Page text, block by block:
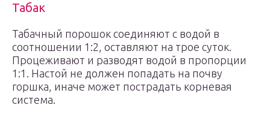
Табак
Табачный порошок соединяют с водой в
соотношении 1:2, оставляют на трое суток.
Процеживают и разводят водой в пропорции
1:1. Настой не должен попадать на почву
горшка, иначе может пострадать корневая
система.